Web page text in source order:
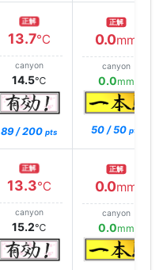
正解
13.7℃
canyon
14.5℃
89 / 200 pts
正解
0.0mm
canyon
0.0mm
50 / 50 pts
正解
13.3℃
canyon
15.2℃
正解
0.0mm
canyon
0.0mm